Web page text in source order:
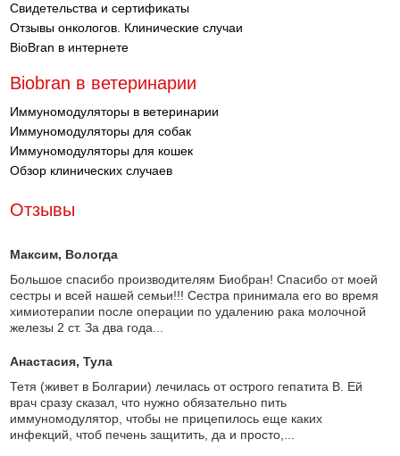
Свидетельства и сертификаты
Отзывы онкологов. Клинические случаи
BioBran в интернете
Biobran в ветеринарии
Иммуномодуляторы в ветеринарии
Иммуномодуляторы для собак
Иммуномодуляторы для кошек
Обзор клинических случаев
Отзывы
Максим, Вологда
Большое спасибо производителям Биобран! Спасибо от моей
сестры и всей нашей семьи!!! Сестра принимала его во время
химиотерапии после операции по удалению рака молочной
железы 2 ст. За два года...
Анастасия, Тула
Тетя (живет в Болгарии) лечилась от острого гепатита В. Ей
врач сразу сказал, что нужно обязательно пить
иммуномодулятор, чтобы не прицепилось еще каких
инфекций, чтоб печень защитить, да и просто,...